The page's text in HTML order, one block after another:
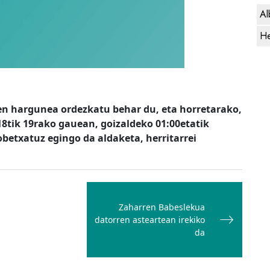
hargunea ordezkatu behar du, eta horretarako,
19rako gauean, goizaldeko 01:00etatik
egingo da aldaketa, herritarrei
Zaharren Babeslekua
datorren asteartean irekiko
da